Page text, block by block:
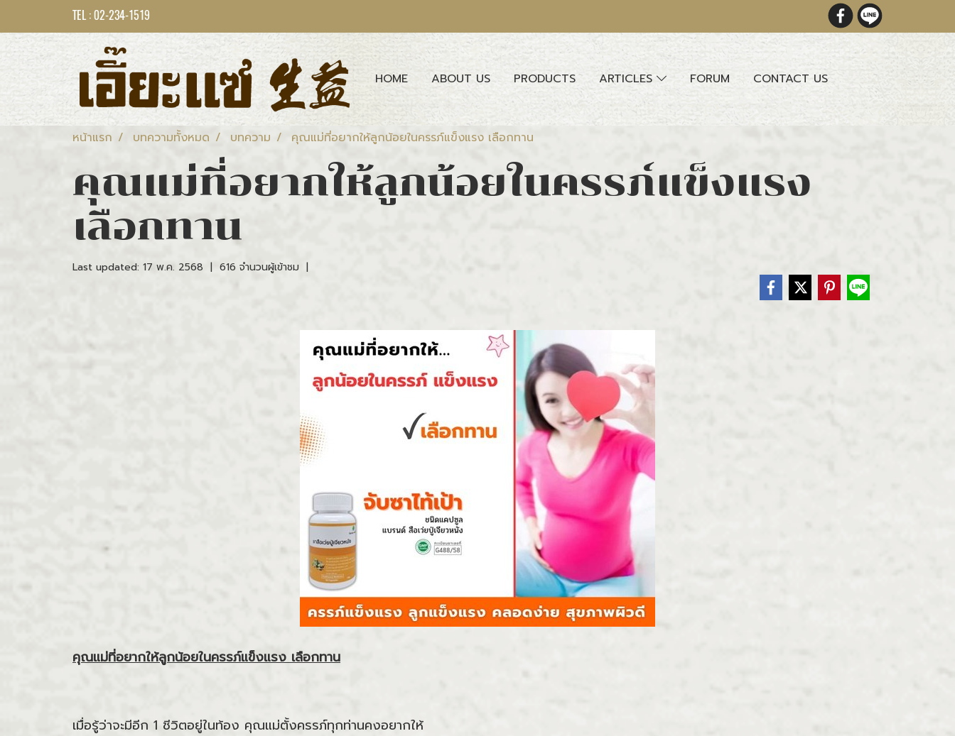
TEL : 02-234-1519
HOME ABOUT US PRODUCTS ARTICLES FORUM CONTACT US
หน้าแรก บทความทั้งหมด บทความ คุณแม่ที่อยากให้ลูกน้อยในครรภ์แข็งแรง เลือกทาน
คุณแม่ที่อยากให้ลูกน้อยในครรภ์แข็งแรง
เลือกทาน
Last updated: 17 พ.ค. 2568 | 616 จำนวนผู้เข้าชม |
คุณแม่ที่อยากให้ลูกน้อยในครรภ์แข็งแรง เลือกทาน
เมื่อรู้ว่าจะมีอีก 1 ชีวิตอยู่ในท้อง คุณแม่ตั้งครรภ์ทุกท่านคงอยากให้